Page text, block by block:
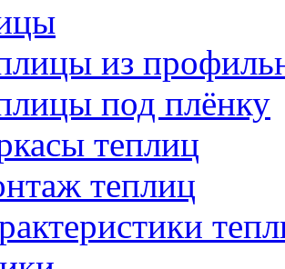
из
под плёнку
теплиц
теплиц